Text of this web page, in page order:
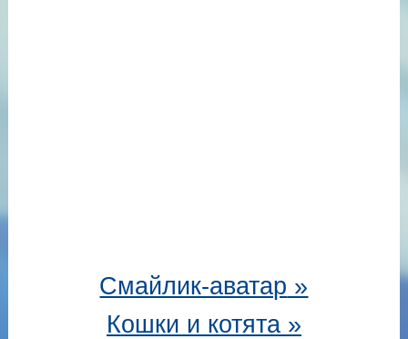
Смайлик-аватар »
Кошки и котята »